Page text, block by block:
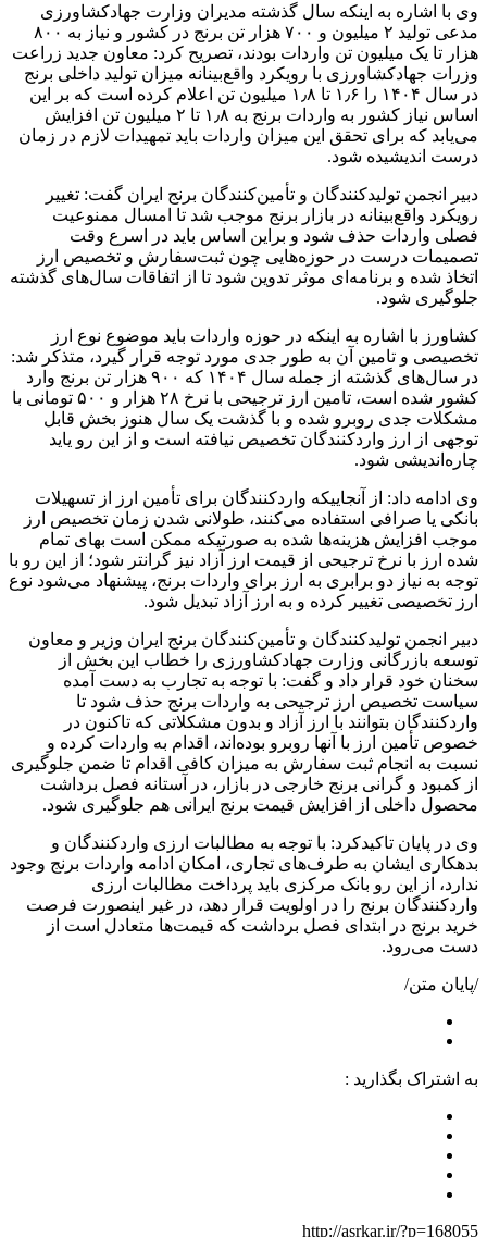
وی با اشاره به اینکه سال گذشته مدیران وزارت جهادکشاورزی
مدعی تولید ۲ میلیون و ۷۰۰ هزار تن برنج در کشور و نیاز به ۸۰۰
هزار تا یک میلیون تن واردات بودند، تصریح کرد: معاون جدید زراعت
وزرات جهادکشاورزی با رویکرد واقع‌بینانه میزان تولید داخلی برنج
در سال ۱۴۰۴ را ۱٫۶ تا ۱٫۸ میلیون تن اعلام کرده است که بر این
اساس نیاز کشور به واردات برنج به ۱٫۸ تا ۲ میلیون تن افزایش
می‌یابد که برای تحقق این میزان واردات باید تمهیدات لازم در زمان
درست اندیشیده شود.
دبیر انجمن تولیدکنندگان و تأمین‌کنندگان برنج ایران گفت: تغییر
رویکرد واقع‌بینانه در بازار برنج موجب شد تا امسال ممنوعیت
فصلی واردات حذف شود و براین اساس باید در اسرع وقت
تصمیمات درست در حوزه‌هایی چون ثبت‌سفارش و تخصیص ارز
اتخاذ شده و برنامه‌‌ای موثر تدوین شود تا از اتفاقات سال‌های گذشته
جلوگیری شود.
کشاورز با اشاره به اینکه در حوزه واردات باید موضوع نوع ارز
تخصیصی و تامین آن به طور جدی مورد توجه قرار گیرد، متذکر شد:
در سال‌های گذشته از جمله سال ۱۴۰۴ که ۹۰۰ هزار تن برنج وارد
کشور شده است، تامین ارز ترجیحی با نرخ ۲۸ هزار و ۵۰۰ تومانی با
مشکلات جدی روبرو شده و با گذشت یک سال هنوز بخش قابل
توجهی از ارز واردکنندگان تخصیص نیافته است و از این رو یاید
چاره‌اندیشی شود.
وی ادامه داد: از آنجاییکه واردکنندگان برای تأمین ارز از تسهیلات
بانکی یا صرافی استفاده می‌کنند، طولانی شدن زمان تخصیص ارز
موجب افزایش هزینه‌ها شده به صورتیکه ممکن است بهای تمام
شده ارز با نرخ ترجیحی از قیمت ارز آزاد نیز گرانتر شود؛ از این رو با
توجه به نیاز دو برابری به ارز برای واردات برنج، پیشنهاد می‌شود نوع
ارز تخصیصی تغییر کرده و به ارز آزاد تبدیل شود.
دبیر انجمن تولیدکنندگان و تأمین‌کنندگان برنج ایران وزیر و معاون
توسعه بازرگانی وزارت جهادکشاورزی را خطاب این بخش از
سخنان خود قرار داد و گفت: با توجه به تجارب به دست آمده
سیاست تخصیص ارز ترجیحی به واردات برنج حذف شود تا
واردکنندگان بتوانند با ارز آزاد و بدون مشکلاتی که تاکنون در
خصوص تأمین ارز با آنها روبرو بوده‌‌اند، اقدام به واردات کرده و
نسبت به انجام ثبت سفارش به میزان کافی اقدام تا ضمن جلوگیری
از کمبود و گرانی برنج خارجی در بازار، در آستانه فصل برداشت
محصول داخلی از افزایش قیمت برنج ایرانی هم جلوگیری شود.
وی در پایان تاکیدکرد: با توجه به مطالبات ارزی واردکنندگان و
بدهکاری ایشان به طرف‌های تجاری، امکان ادامه واردات برنج وجود
ندارد، از این رو بانک مرکزی باید پرداخت مطالبات ارزی
واردکنندگان برنج را در اولویت قرار دهد، در غیر اینصورت فرصت
خرید برنج در ابتدای فصل برداشت که قیمت‌ها متعادل است از
دست می‌رود.
/پایان متن/
به اشتراک بگذارید :
http://asrkar.ir/?p=168055